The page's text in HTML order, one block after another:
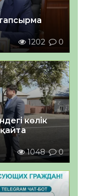
1202 0
көлік
1048 0